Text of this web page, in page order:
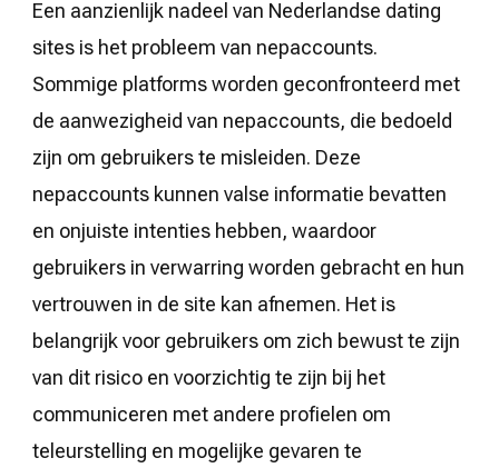
Een aanzienlijk nadeel van Nederlandse dating
sites is het probleem van nepaccounts.
Sommige platforms worden geconfronteerd met
de aanwezigheid van nepaccounts, die bedoeld
zijn om gebruikers te misleiden. Deze
nepaccounts kunnen valse informatie bevatten
en onjuiste intenties hebben, waardoor
gebruikers in verwarring worden gebracht en hun
vertrouwen in de site kan afnemen. Het is
belangrijk voor gebruikers om zich bewust te zijn
van dit risico en voorzichtig te zijn bij het
communiceren met andere profielen om
teleurstelling en mogelijke gevaren te